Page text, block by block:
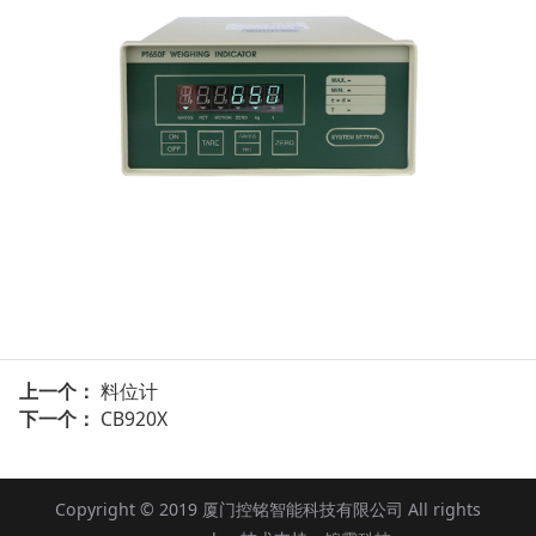
上一个： 料位计
下一个： CB920X
Copyright © 2019 厦门控铭智能科技有限公司 All rights